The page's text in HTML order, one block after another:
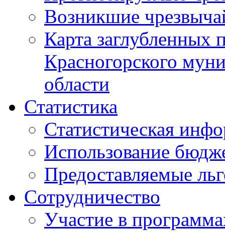
Возникшие
Карта
Красногорского
области
Статистика
Статистическая
Использование
Предоставляемые
Сотрудничество
Участие в